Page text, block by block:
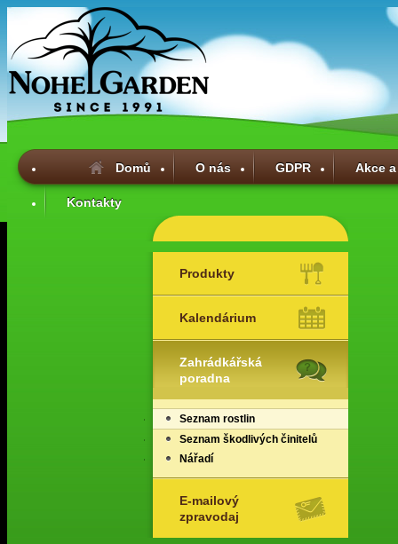
Domů O nás GDPR Akce
Kontakty
Produkty
Kalendárium
Zahrádkářská
poradna
Seznam rostlin
Seznam škodlivých činitelů
Nářadí
E-mailový
zpravodaj